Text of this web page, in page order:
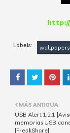
http://
Labels: wallpapers
MÁS ANTIGUA
USB Alert 1.2.1
memorias USB
[FreakShare]